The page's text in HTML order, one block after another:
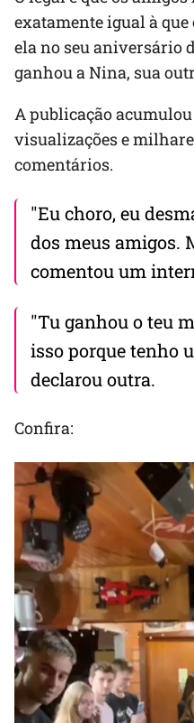
exatamente igual à
ela no seu aniversário
ganhou a Nina, sua
A publicação
visualizações e
comentários.
"Eu choro, eu
dos meus amigos.
comentou um
"Tu ganhou o teu
isso porque tenho
declarou outra.
Confira: